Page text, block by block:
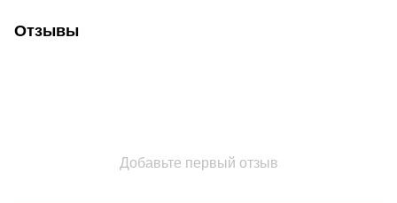
Отзывы
Добавьте первый отзыв